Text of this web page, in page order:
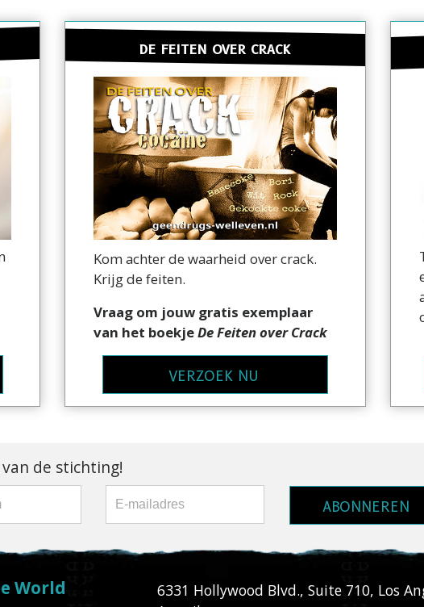
DE FEITEN OVER CRACK
Kom achter de waarheid over crack.
Krijg de feiten.
Vraag om jouw gratis exemplaar
van het boekjeDe Feiten over Crack
VERZOEK NU
de stichting!
ABONNEREN
World
6331 Hollywood Blvd., Suite 710, Los